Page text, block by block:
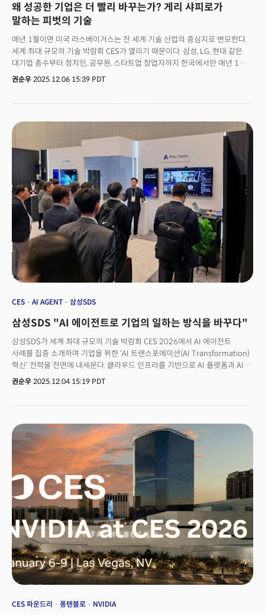
왜 성공한 기업은 더 빨리 바꾸는가? 게리 샤피로가
말하는 피벗의 기술
매년 1월이면 미국 라스베이거스는 전 세계 기술 산업의 중심지로 변모한다.
세계 최대 규모의 기술 박람회 CES가 열리기 때문이다. 삼성, LG, 현대 같은
대기업 총수부터 정치인, 공무원, 스타트업 창업자까지 한국에서만 매년 1만
명 이상이 이 행사를 찾는다. CES 기간 전후로 한국 언론과 소셜미디어는
샤피로는 1995년부터 CTA(Consumer Technology Association) CEO로
재직하며 CES를 오늘날의 모습으로 키워냈다. 그가 40년간 기술 산업의
최전선에서 목격한 혁신과 몰락의 패턴을 한 권의 책에 담았다.'피벗 오어 다이
(Pivot or Die)'는 CES 참관 가이드가 아니다. 올해의 기술 트렌드를 정리한
보고서도 아니다. 이 책은 샤피로가 직접 만난 창업자들, 무너진 제국들, 위기를
기회로 바꾼 기업들의 이야기를 통해 단 하나의 질문에 답한다. "변화의 순간,
당신은 어떻게 할 것인가?"
권순우 2025.12.06 15:39 PDT
CES AI AGENT 삼성SDS
삼성SDS "AI 에이전트로 기업의 일하는 방식을 바꾸다"
삼성SDS가 세계 최대 규모의 기술 박람회 CES 2026에서 AI 에이전트
사례를 집중 소개하며 기업을 위한 'AI 트랜스포메이션(AI Transformation)
혁신' 전략을 전면에 내세운다. 클라우드 인프라를 기반으로 AI 플랫폼과 AI
에이전트까지 아우르는 'AI 풀 스택(Full Stack)' 역량을 선보이며 시장 저변
중심 운영 방식에서 벗어나 사전 신청한 기업 고객을 대상으로 부스 투어와
미팅을 진행할 계획이다.메인 전시 공간에서는 기업의 업무 프로세스 혁신을
지원하는 다양한 'AI 에이전트'를 소개할 예정이다. 개인의 업무 생산성 향상을
위한 에이전트부터 조직 차원 업무의 워크플로우를 효율화하는 에이전트,
고객 경험 혁신을 돕는 에이전트까지 실제 현장에서 검증된 사례를 중심으로
전시가 구성된다.특히 주목할 만한 부분은 삼성SDS가 제공하는 '엔드투엔드
(End-to-End) AI 전환 서비스' 전략이다. 이는 AI 인프라, 플랫폼,
애플리케이션, 에이전트까지 고객 상황에 맞는 최적의 솔루션을 제공하는
서비스다. 최근 오픈AI(OpenAI) 등 글로벌 파트너사와의 제휴를 통해 고객
맞춤형 AI 트랜스포메이션 서비스를 강화했다.방문객들은 실제 고객사 현장에
적용된 AI 에이전트 활용 사례를 직접 체험할 수 있다. 삼성SDS는 "기업이
겪는 실제 문제를 에이전트를 통해 어떻게 해결하는가"에 초점을 맞춘 시연을
통해 '현장 중심 AI 혁신'을 강조할 방침이다.업계에서는 삼성SDS가 CES
2026에서 AI 분야 통합 밸류 체인을 제공하는 기업으로서의 역량을 선보이며
CES 2026 사무국(ces.sds@samsung.com)
권순우 2025.12.04 15:19 PDT
CES 파운드리 퐁텐블로 NVIDIA